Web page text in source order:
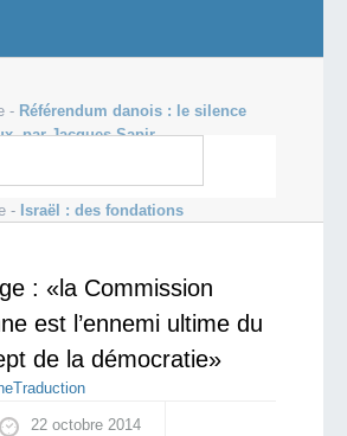
- Référendum danois : le silence
par Jacques Sapir
-
- Israël : des fondations
: «la Commission
est l’ennemi ultime du
de la démocratie»
Traduction
22 octobre 2014